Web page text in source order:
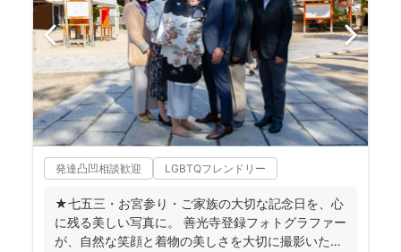
発達凸凹相談歓迎 LGBTQフレンドリー
★七五三・お宮参り・ご家族の大切な記念日を、心
に残る美しい写真に。 善光寺登録フォトグラファー
が、自然な笑顔と着物の美しさを大切に撮影いたし